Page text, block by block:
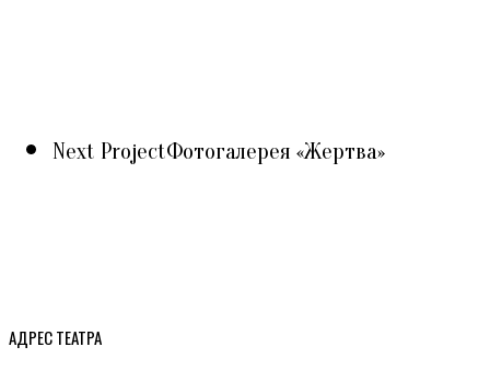
Next ProjectФотогалерея «Жертва»
АДРЕС ТЕАТРА